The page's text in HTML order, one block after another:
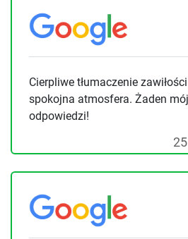
Cierpliwe tłumaczenie
spokojna atmosfera. Żaden
odpowiedzi!